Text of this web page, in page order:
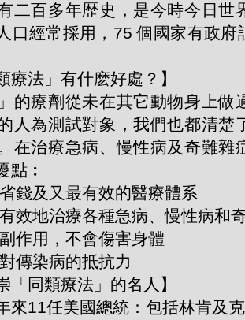
二百多年歴史，是今時今日世
口經常採用，75 個國家有政府
療法」有什麽好處？】
的療劑從未在其它動物身上做
人為測試對象，我們也都清楚
在治療急病、慢性病及奇難雜
點︰
錢及又最有效的醫療體系
效地治療各種急病、慢性病和
作用，不會傷害身體
傳染病的抵抗力
「同類療法」的名人】
來11任美國總統：包括林肯及